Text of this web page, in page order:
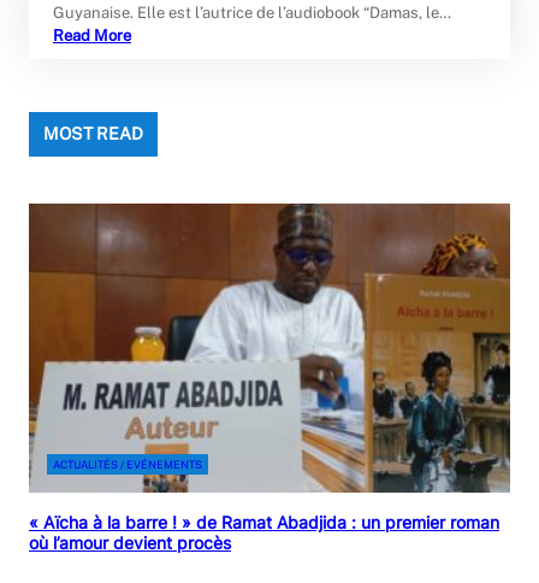
Guyanaise. Elle est l’autrice de l’audiobook “Damas, le…
Read More
MOST READ
ACTUALITÉS / EVÉNEMENTS
« Aïcha à la barre ! » de Ramat Abadjida : un premier roman
où l’amour devient procès